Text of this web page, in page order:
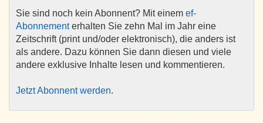
Sie sind noch kein Abonnent? Mit einem ef-
Abonnementerhalten Sie zehn Mal im Jahr eine
Zeitschrift (print und/oder elektronisch), die anders ist
als andere. Dazu können Sie dann diesen und viele
andere exklusive Inhalte lesen und kommentieren.
Jetzt Abonnent werden.